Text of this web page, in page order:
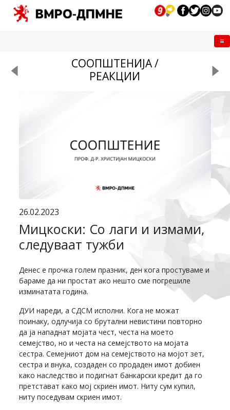
СООПШТЕНИЈА /
РЕАКЦИИ
26.02.2023
Мицкоски: Со лаги и измами,
следуваат тужби
Денес е прочка голем празник, ден кога простуваме и
бараме да ни простат ако нешто сме погрешиле
изминатата година.
ДУИ нареди, а СДСМ исполни. Кога не можат
поинаку, одлучија со брутални невистини повторно
да ја нападнат мојата чест, честа на моето
семејство, но и честа на семејството на мојата
сестра. Семејниот дом на семејството на мојот зет,
сестра и внука, создаден со продаден имот добиен
како наследство и подигнат банкарски кредит да го
претстават како мој скриен имот. Ниту сум купил,
ниту поседувам скриен имот.